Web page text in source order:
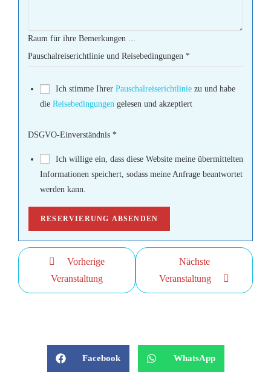
Raum für ihre Bemerkungen ...
Pauschalreiserichtlinie und Reisebedingungen *
Ich stimme Ihrer Pauschalreiserichtlinie zu und habe
die Reisebedingungen gelesen und akzeptiert
DSGVO-Einverständnis *
Ich willige ein, dass diese Website meine übermittelten
Informationen speichert, sodass meine Anfrage beantwortet
werden kann.
RESERVIERUNG ABSENDEN
Vorherige
Veranstaltung
Nächste
Veranstaltung
Facebook WhatsApp